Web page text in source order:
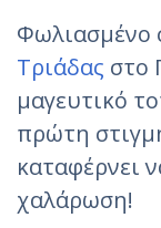
Φωλιασμένο
Τριάδας στο
μαγευτικό
πρώτη
καταφέρνει
χαλάρωση!